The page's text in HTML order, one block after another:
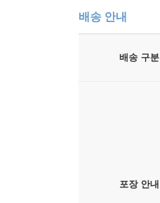
배송 안내
배송 구분
포장 안내